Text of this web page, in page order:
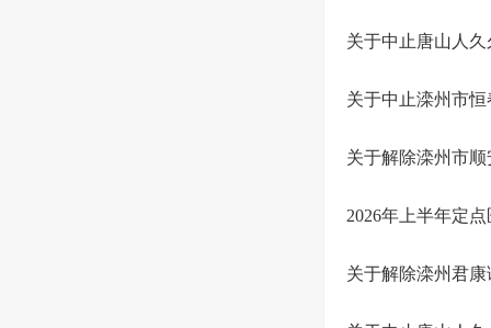
关于中止唐山人
关于中止滦州市
关于解除滦州市
2026年上半年定
关于解除滦州君